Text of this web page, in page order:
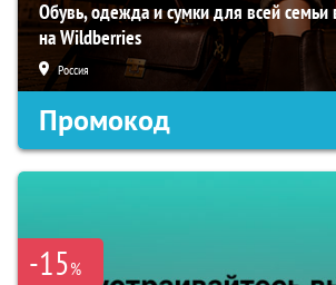
Обувь, одежда и сумки для всей семьи
на Wildberries
Россия
Промокод
-15%